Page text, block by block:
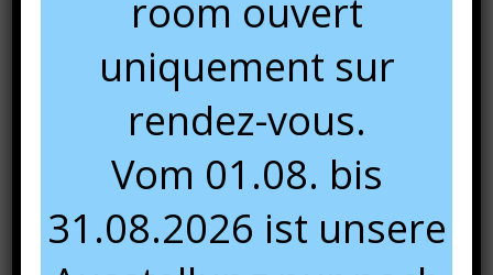
room ouvert
uniquement sur
rendez-vous.
Vom 01.08. bis
31.08.2026 ist unsere